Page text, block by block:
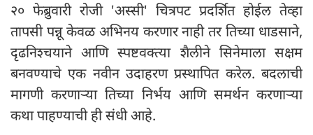
२० फेब्रुवारी रोजी 'अस्सी' चित्रपट प्रदर्शित होईल तेव्हा
तापसी पन्नू केवळ अभिनय करणार नाही तर तिच्या धाडसाने,
दृढनिश्चयाने आणि स्पष्टवक्त्या शैलीने सिनेमाला सक्षम
बनवण्याचे एक नवीन उदाहरण प्रस्थापित करेल. बदलाची
मागणी करणाऱ्या तिच्या निर्भय आणि समर्थन करणाऱ्या
कथा पाहण्याची ही संधी आहे.